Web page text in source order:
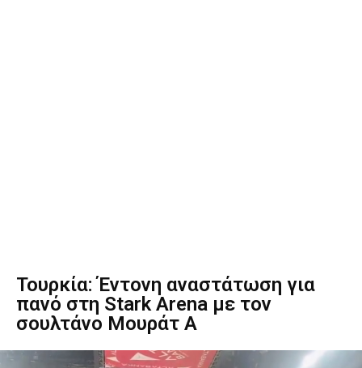
Τουρκία: Έντονη αναστάτωση για
πανό στη Stark Arena με τον
σουλτάνο Μουράτ Α